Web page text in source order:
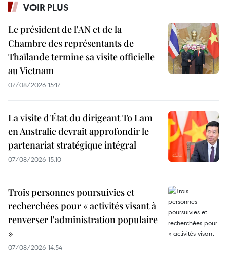
VOIR PLUS
Le président de l'AN et de la
Chambre des représentants de
Thaïlande termine sa visite officielle
au Vietnam
07/08/2026 15:17
La visite d'État du dirigeant To Lam
en Australie devrait approfondir le
partenariat stratégique intégral
07/08/2026 15:10
Trois personnes poursuivies et
recherchées pour « activités visant à
renverser l'administration populaire
»
07/08/2026 14:54